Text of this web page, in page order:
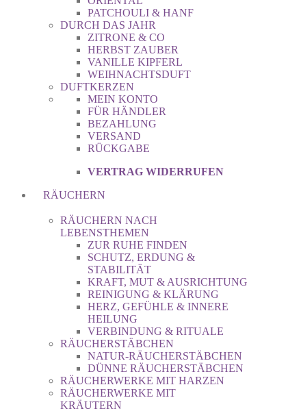
PATCHOULI & HANF
DURCH DAS JAHR
ZITRONE & CO
HERBST ZAUBER
VANILLE KIPFERL
WEIHNACHTSDUFT
DUFTKERZEN
MEIN KONTO
FÜR HÄNDLER
BEZAHLUNG
VERSAND
RÜCKGABE
VERTRAG WIDERRUFEN
RÄUCHERN
RÄUCHERN NACH
LEBENSTHEMEN
ZUR RUHE FINDEN
SCHUTZ, ERDUNG &
STABILITÄT
KRAFT, MUT & AUSRICHTUNG
REINIGUNG & KLÄRUNG
HERZ, GEFÜHLE & INNERE
HEILUNG
VERBINDUNG & RITUALE
RÄUCHERSTÄBCHEN
NATUR-RÄUCHERSTÄBCHEN
DÜNNE RÄUCHERSTÄBCHEN
RÄUCHERWERKE MIT HARZEN
RÄUCHERWERKE MIT
KRÄUTERN